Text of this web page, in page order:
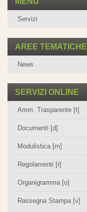
Servizi
AREE TEMATICHE
News
SERVIZI ONLINE
Amm. Trasparente [t]
Documenti [d]
Modulistica [m]
Regolamenti [r]
Organigramma [o]
Rassegna Stampa [v]